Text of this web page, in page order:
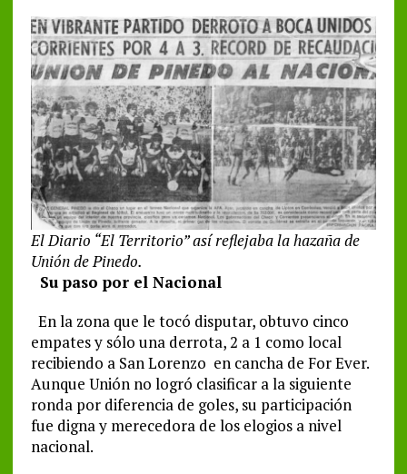
El Diario “El Territorio” así reflejaba la hazaña de
Unión de Pinedo.
Su paso por el Nacional
En la zona que le tocó disputar, obtuvo cinco
empates y sólo una derrota,​ 2 a 1 como local
recibiendo a San Lorenzo ​ en cancha de For Ever.
Aunque Unión no logró clasificar a la siguiente
ronda por diferencia de goles, su participación
fue digna y merecedora de los elogios a nivel
nacional.